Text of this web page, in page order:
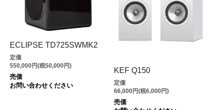
ECLIPSE TD725SWMK2
定価
550,000円(税50,000円)
売価
お問い合わせください
KEF Q150
定価
66,000円(税6,000円)
売価